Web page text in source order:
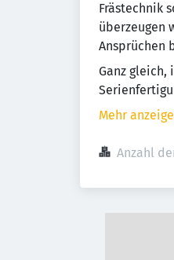
Frästechnik
überzeugen
Ansprüchen
Ganz gleich,
Mehr
Anzahl